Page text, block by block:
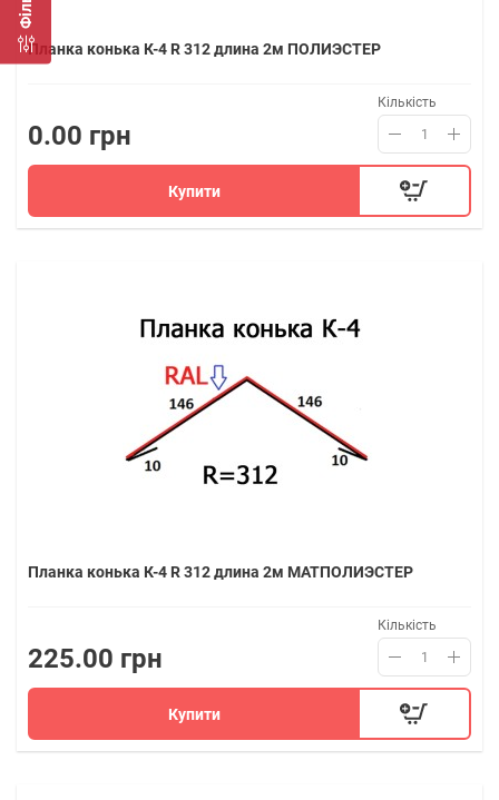
Планка конька К-4 R 312 длина 2м ПОЛИЭСТЕР
0.00 грн
Кількість
Купити
Планка конька К-4 R 312 длина 2м МАТПОЛИЭСТЕР
225.00 грн
Кількість
Купити